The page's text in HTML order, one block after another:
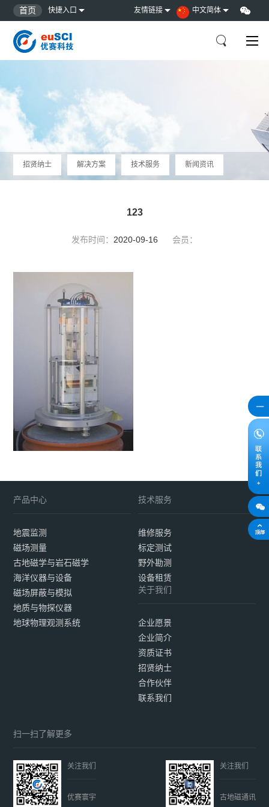
首页 快捷入口 友情链接 中文简体
招贤纳士 解决方案 技术服务 新闻资讯
123
发布时间： 2020-09-16 会员：
产品中心
地震监测
磁场测量
古地磁学与岩石磁学
海洋仪器与设备
磁场屏蔽与模拟
地质与物探仪器
地球物理观测系统
技术服务
维修服务
标定测试
野外勘测
设备租赁
关于我们
企业愿景
企业简介
资质证书
招贤纳士
合作伙伴
联系我们
扫一扫了解更多
关注我们
优赛寰宇
关注我们
古地磁通讯